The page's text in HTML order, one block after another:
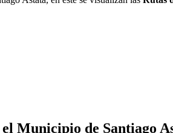
el Municipio de Santiago